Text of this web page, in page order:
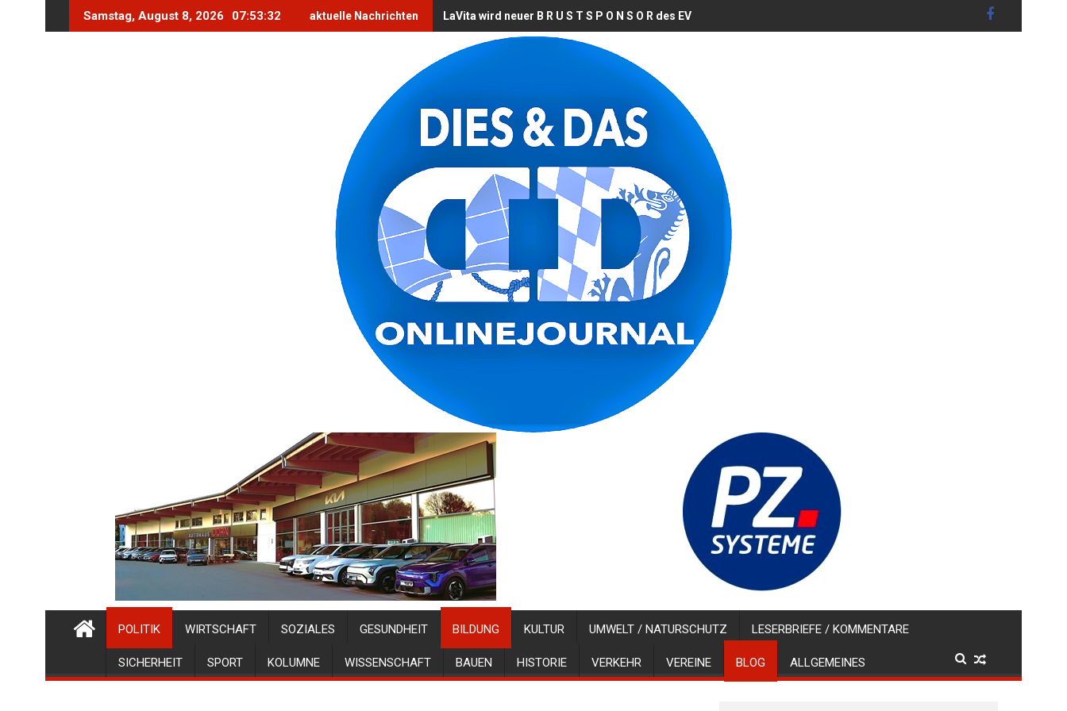
Samstag, August 8, 2026 07:53:34 aktuelle Nachrichten LaVita wird neuer B R U S T S P O N S O R des EV Landshut
POLITIK WIRTSCHAFT SOZIALES GESUNDHEIT BILDUNG KULTUR UMWELT / NATURSCHUTZ LESERBRIEFE / KOMMENTARE
SICHERHEIT SPORT KOLUMNE WISSENSCHAFT BAUEN HISTORIE VERKEHR VEREINE BLOG ALLGEMEINES